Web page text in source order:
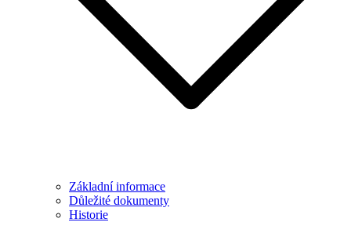
Základní informace
Důležité dokumenty
Historie